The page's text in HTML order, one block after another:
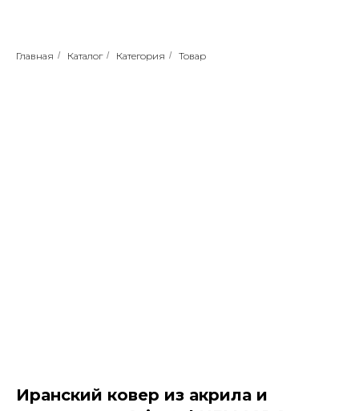
Главная / Каталог / Категория / Товар
Иранский ковер из акрила и